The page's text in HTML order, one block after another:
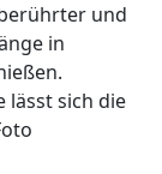
und
in
sich die